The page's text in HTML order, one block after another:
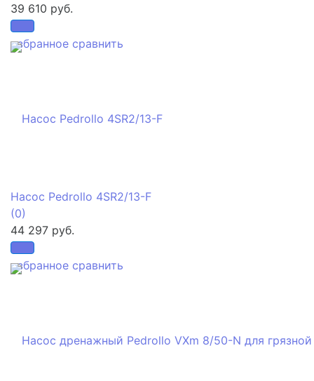
избранное сравнить
39 610 руб.
избранное сравнить
Насос Pedrollo 4SR2/13-F
(0)
44 297 руб.